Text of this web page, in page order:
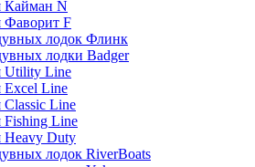
Кайман N
Фаворит F
лодок Флинк
лодки Badger
Utility Line
Excel Line
Classic Line
Fishing Line
Heavy Duty
лодок RiverBoats